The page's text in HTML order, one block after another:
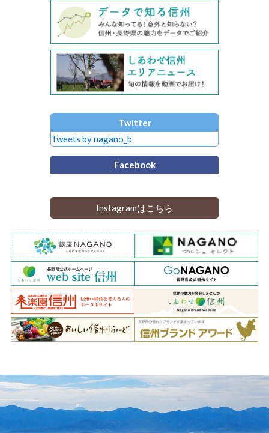
Twitter
Tweets by nagano_b
Facebook
Instagramはこちら